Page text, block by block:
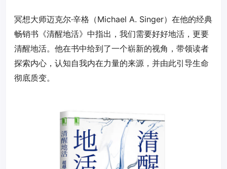
冥想大师迈克尔·辛格（Michael A. Singer）在他的经典
畅销书《清醒地活》中指出，我们需要好好地活，更要
清醒地活。他在书中给到了一个崭新的视角，带领读者
探索内心，认知自我内在力量的来源，并由此引导生命
彻底质变。